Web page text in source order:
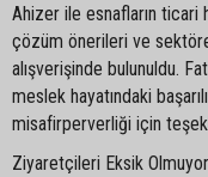
Ahizer ile esnafların ticari
çözüm önerileri ve
alışverişinde bulunuldu.
meslek hayatındaki
misafirperverliği için
Ziyaretçileri Eksik Olmuyor